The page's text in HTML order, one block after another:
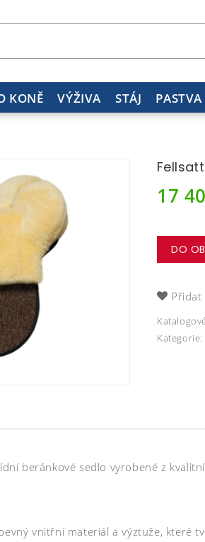
KONĚ VÝŽIVA STÁJ PASTVA
17
DO
Přidat
Kategorie:
beránkové sedlo vyrobené z
vnitřní materiál a výztuže, které